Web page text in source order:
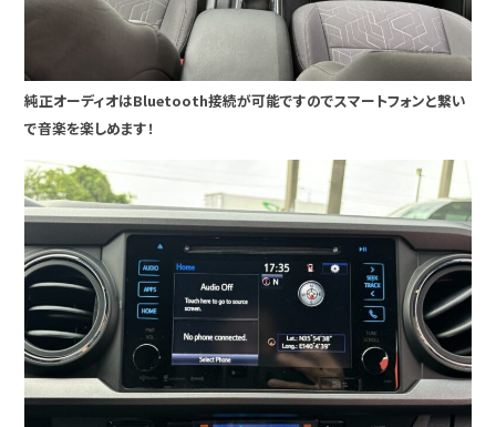
純正オーディオはBluetooth接続が可能ですのでスマートフォンと繋い
で音楽を楽しめます！